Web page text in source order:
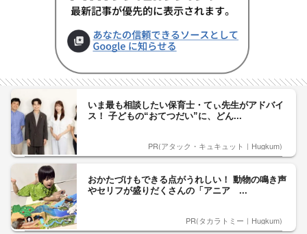
いま最も相談したい保育士・てぃ先生がアドバイ
ス！ 子どもの“おてつだい”に、どん...
PR(アタック・キュキュット｜Hugkum)
おかたづけもできる点がうれしい！ 動物の鳴き声
やセリフが盛りだくさんの「アニア ...
PR(タカラトミー｜Hugkum)